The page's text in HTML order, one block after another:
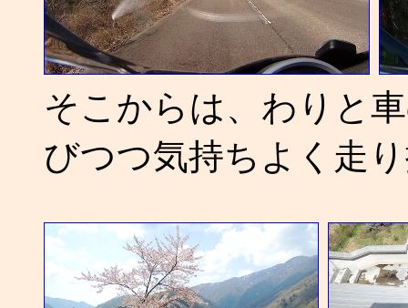
そこからは、わりと
びつつ気持ちよく走